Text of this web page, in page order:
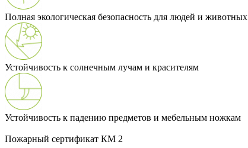
Полная экологическая безопасность для людей и животных
Устойчивость к солнечным лучам и красителям
Устойчивость к падению предметов и мебельным ножкам
Пожарный сертификат КМ 2